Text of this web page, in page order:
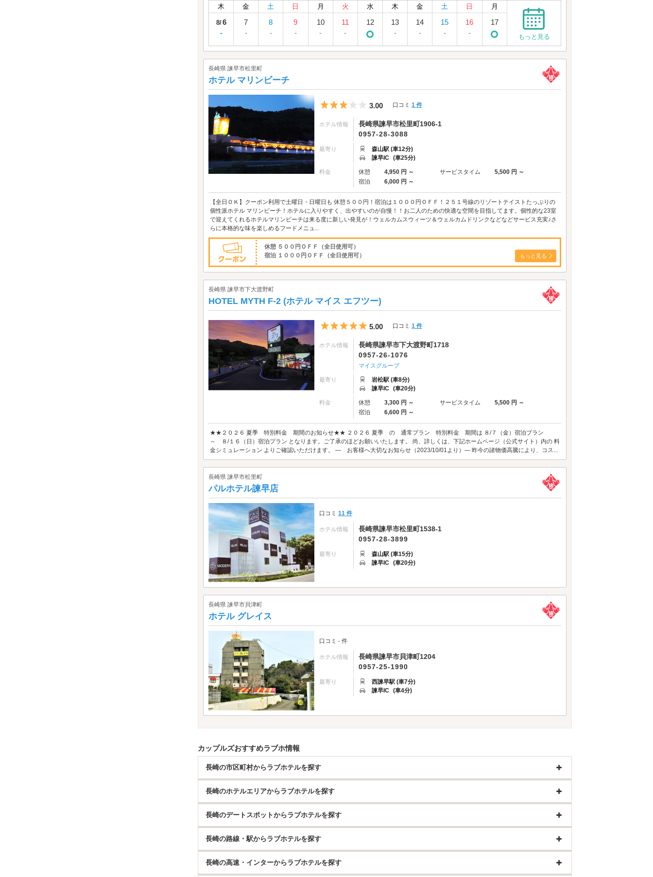
木
金 土 日 月 火 水 木 金 土 日 月
8/6
-
7
-
8
-
9
-
10
-
11
-
12
13
-
14
-
15
-
16
-
17
もっと見る
長崎県 諫早市松里町
ホテル マリンビーチ
5つ星のうち3
3.00 口コミ 1 件
ホテル情報
長崎県諫早市松里町1906-1
0957-28-3088
最寄り
森山駅 (車12分)
諫早IC (車25分)
料金 休憩 4,950 円 ～ サービスタイム
5,500 円 ～
宿泊
6,000 円 ～
【全日ＯＫ】クーポン利用で土曜日・日曜日も 休憩５００円！宿泊は１０００円ＯＦＦ！２５１号線のリゾートテイストたっぷりの
個性派ホテル マリンビーチ！ホテルに入りやすく、出やすいのが自慢！！お二人のための快適な空間を目指してます。個性的な23室
で迎えてくれるホテルマリンビーチは来る度に新しい発見が！ウェルカムスウィーツ＆ウェルカムドリンクなどなどサービス充実♪さ
らに本格的な味を楽しめるフードメニュ...
休憩 ５００円ＯＦＦ（全日使用可）
宿泊 １０００円ＯＦＦ（全日使用可）
もっと見る
長崎県 諫早市下大渡野町
HOTEL MYTH F-2 (ホテル マイス エフツー)
5つ星のうち5
5.00 口コミ 1 件
ホテル情報
長崎県諫早市下大渡野町1718
0957-26-1076
マイスグループ
最寄り
岩松駅 (車8分)
諫早IC (車20分)
料金 休憩 3,300 円 ～ サービスタイム
5,500 円 ～
宿泊
6,600 円 ～
★★２０２６ 夏季 特別料金 期間のお知らせ★★ ２０２６ 夏季 の 通常プラン 特別料金 期間は ８/７（金）宿泊プラン
～ ８/１６（日）宿泊プラン となります。ご了承のほどお願いいたします。 尚、詳しくは、下記ホームページ（公式サイト）内の 料
金シミュレーション よりご確認いただけます。 ― お客様へ大切なお知らせ（2023/10/01より）― 昨今の諸物価高騰により、コス...
長崎県 諫早市松里町
パルホテル諫早店
口コミ 11 件
ホテル情報
長崎県諫早市松里町1538-1
0957-28-3899
最寄り
森山駅 (車15分)
諫早IC (車20分)
長崎県 諫早市貝津町
ホテル グレイス
口コミ - 件
ホテル情報
長崎県諫早市貝津町1204
0957-25-1990
最寄り
西諫早駅 (車7分)
諫早IC (車4分)
カップルズおすすめラブホ情報
長崎の市区町村からラブホテルを探す
長崎のホテルエリアからラブホテルを探す
長崎のデートスポットからラブホテルを探す
長崎の路線・駅からラブホテルを探す
長崎の高速・インターからラブホテルを探す